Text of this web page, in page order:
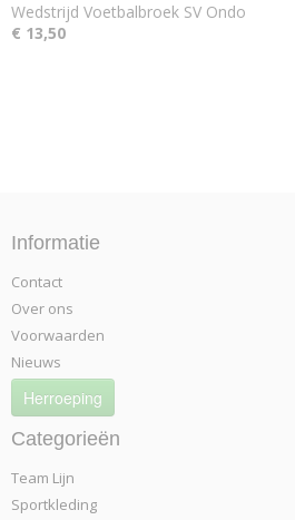
Wedstrijd Voetbalbroek SV Ondo
€ 13,50
Informatie
Contact
Over ons
Voorwaarden
Nieuws
Herroeping
Categorieën
Team Lijn
Sportkleding